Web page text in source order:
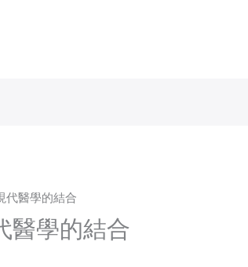
代醫學的結合
醫學的結合